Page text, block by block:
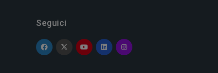
Seguici